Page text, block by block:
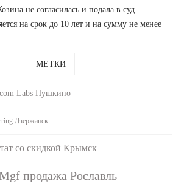
не согласилась и подала в суд.
на срок до 10 лет и на сумму не менее
МЕТКИ
Labs Пушкино
Дзержинск
со скидкой Крымск
продажа Рославль